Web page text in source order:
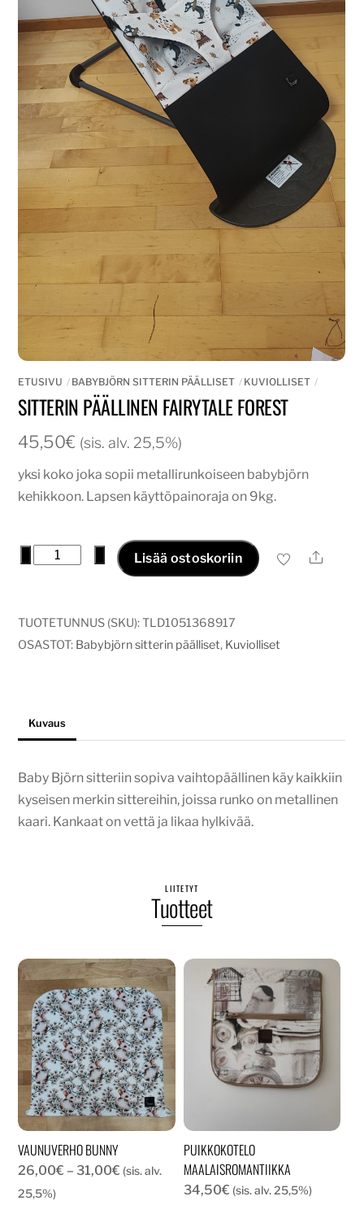
ETUSIVU BABYBJÖRN SITTERIN PÄÄLLISET KUVIOLLISET
SITTERIN PÄÄLLINEN FAIRYTALE FOREST
45,50€ (sis. alv. 25,5%)
yksi koko joka sopii metallirunkoiseen babybjörn
kehikkoon. Lapsen käyttöpainoraja on 9kg.
sitterin
FOREST
määrä
Lisää ostoskoriin Ale
TUOTETUNNUS (SKU):TLD1051368917
OSASTOT: Babybjörn sitterin päälliset, Kuviolliset
Kuvaus
Baby Björn sitteriin sopiva vaihtopäällinen käy kaikkiin
kyseisen merkin sittereihin, joissa runko on metallinen
kaari. Kankaat on vettä ja likaa hylkivää.
LIITETYT
Tuotteet
VAUNUVERHO BUNNY
26,00€ – 31,00€ Hintaluokka:
(sis. alv.
25,5%)
PUIKKOKOTELO
MAALAISROMANTIIKKA
34,50€ (sis. alv. 25,5%)